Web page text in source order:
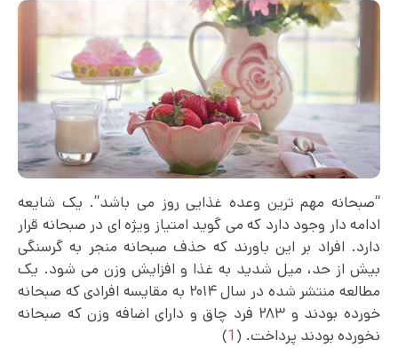
“صبحانه مهم ترین وعده غذایی روز می باشد”. یک شایعه
ادامه دار وجود دارد که می گوید امتیاز ویژه ای در صبحانه قرار
دارد. افراد بر این باورند که حذف صبحانه منجر به گرسنگی
بیش از حد، میل شدید به غذا و افزایش وزن می شود. یک
مطالعه منتشر شده در سال ۲۰۱۴ به مقایسه افرادی که صبحانه
خورده بودند و ۲۸۳ فرد چاق و دارای اضافه وزن که صبحانه
نخورده بودند پرداخت. ( 1
)